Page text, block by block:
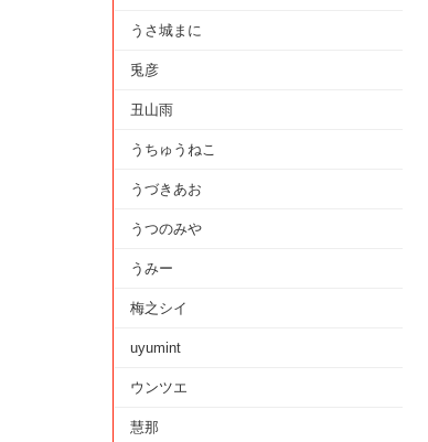
うさ城まに
兎彦
丑山雨
うちゅうねこ
うづきあお
うつのみや
うみー
梅之シイ
uyumint
ウンツエ
慧那